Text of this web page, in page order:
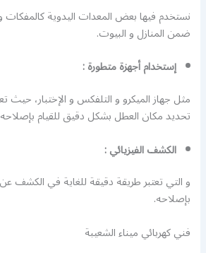
نستخدم فيها بعض المعدات اليدوية كالمفكات
ضمن المنازل و البيوت.
إستخدام أجهزة متطورة :
مثل جهاز الميكرو و التلفكس و الإختبار، حيث
تحديد مكان العطل بشكل دقيق للقيام
الكشف الفيزيائي :
و التي تعتبر طريقة دقيقة للغاية في الكشف
بإصلاحه.
فني كهربائي ميناء الشعيبة